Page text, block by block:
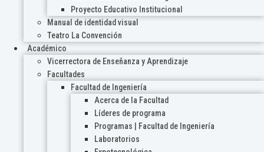
Proyecto Educativo Institucional
Manual de identidad visual
Teatro La Convención
Académico
Vicerrectora de Enseñanza y Aprendizaje
Facultades
Facultad de Ingeniería
Acerca de la Facultad
Líderes de programa
Programas | Facultad de Ingeniería
Laboratorios